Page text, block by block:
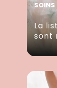
SOINS
La
sont